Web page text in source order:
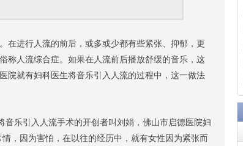
进行人流的前后，或多或少都有些紧张、抑郁，更
称人流综合症。如果在人流前后播放舒缓的音乐，这
院就有妇科医生将音乐引入人流的过程中，这一做法
乐引入人流手术的开创者叫刘娟，佛山市启德医院妇
，因为害怕，在以往的经历中，就有女性因为紧张而